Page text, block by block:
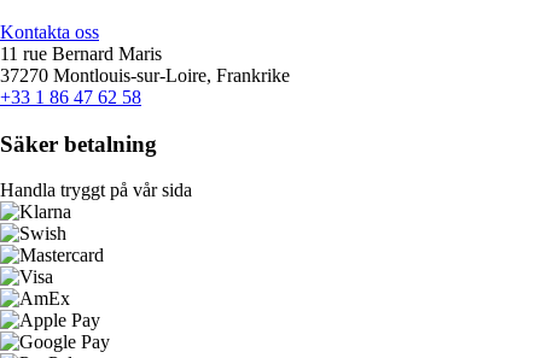
Kontakta oss
11 rue Bernard Maris
37270 Montlouis-sur-Loire, Frankrike
+33 1 86 47 62 58
Säker betalning
Handla tryggt på vår sida